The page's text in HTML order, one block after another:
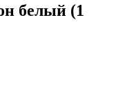
белый (1